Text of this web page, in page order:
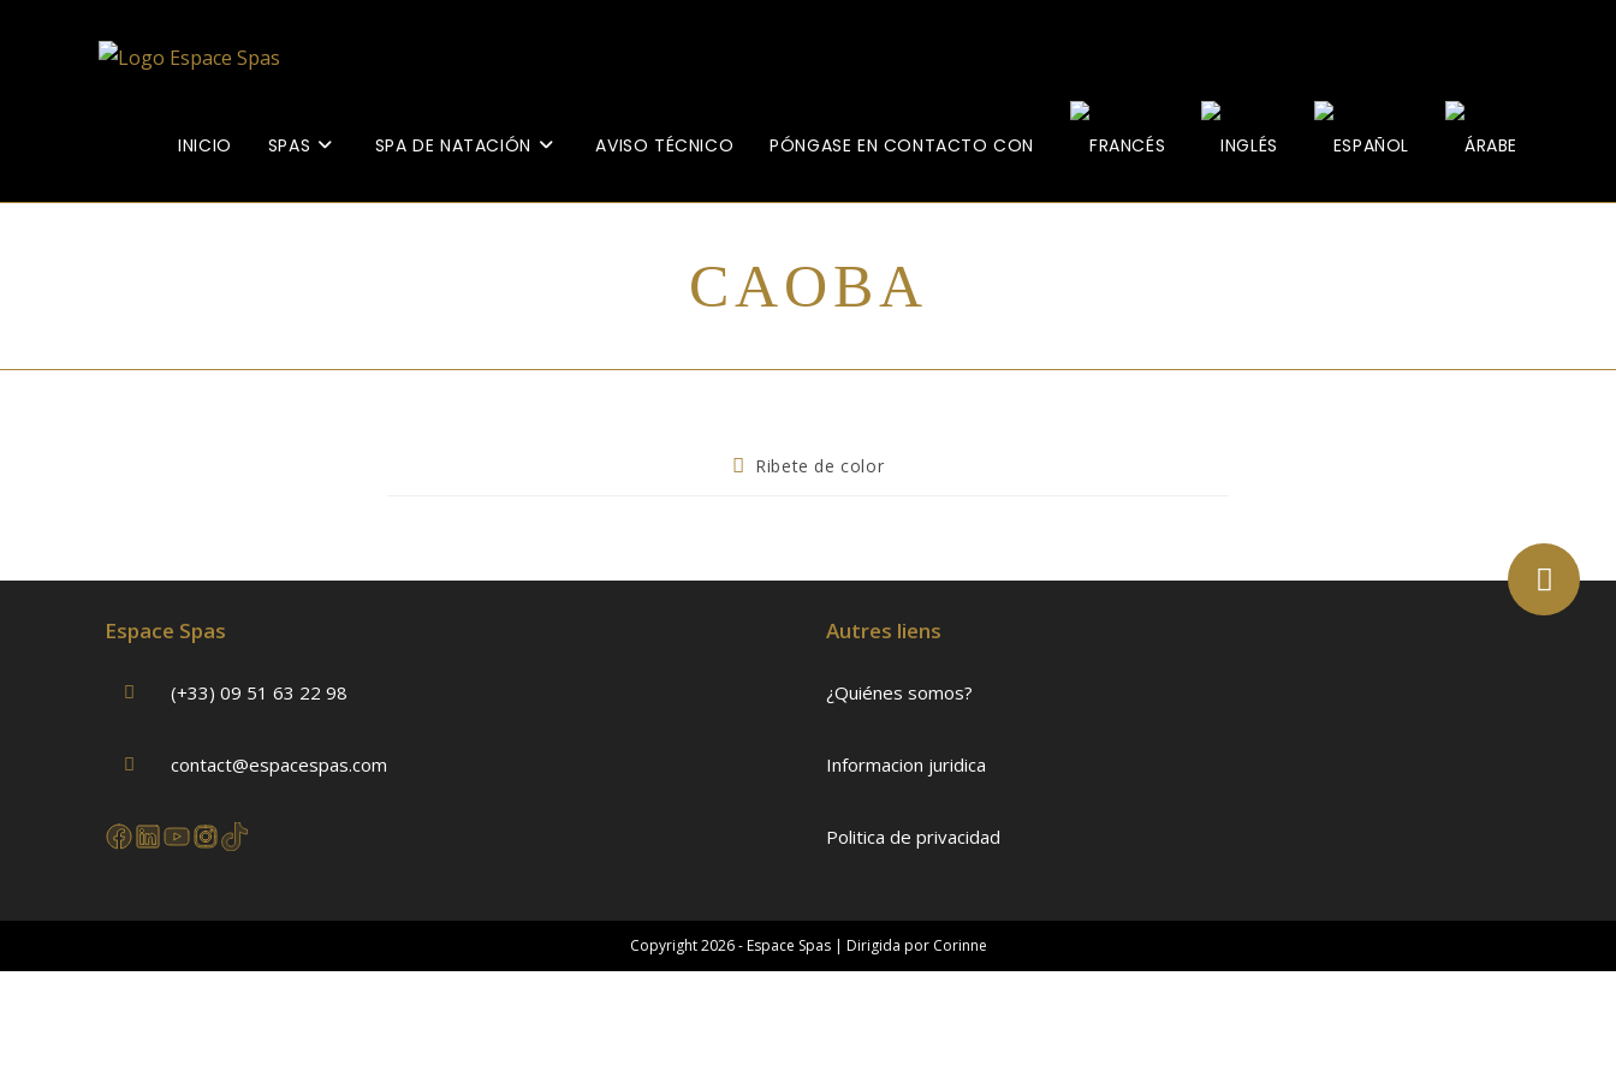
INICIO SPAS SPA DE NATACIÓN AVISO TÉCNICO PÓNGASE EN CONTACTO CON
CAOBA
Ribete de color
Espace Spas
(+33) 09 51 63 22 98
contact@espacespas.com
Autres liens
¿Quiénes somos?
Informacion juridica
Politica de privacidad
Copyright 2026 - Espace Spas | Dirigida por Corinne